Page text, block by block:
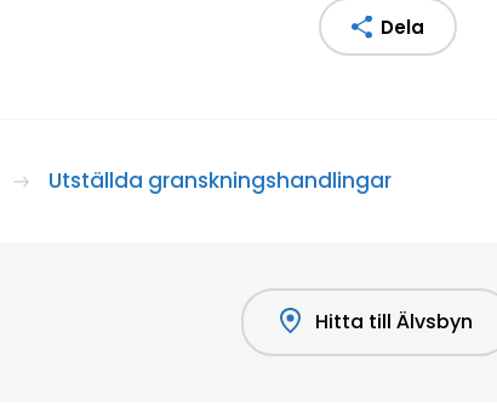
Dela
Utställda granskningshandlingar
Hitta till Älvsbyn